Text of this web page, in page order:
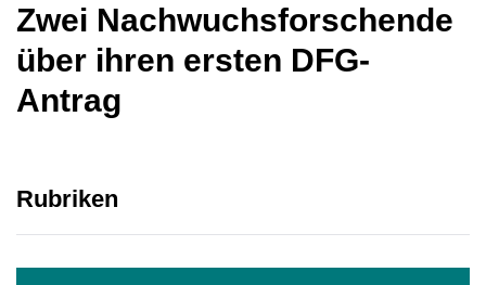
Zwei Nachwuchsforschende
über ihren ersten DFG-
Antrag
Rubriken